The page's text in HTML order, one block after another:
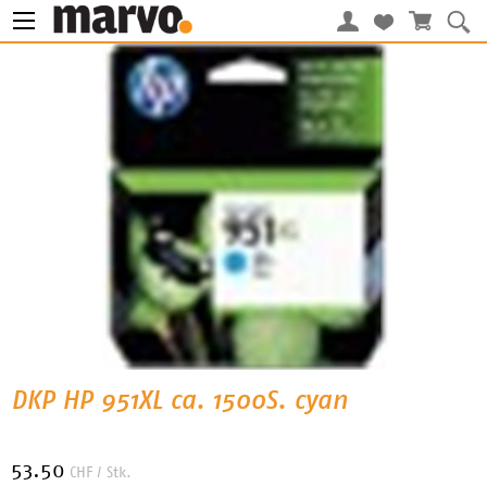
DKP HP 951XL ca. 1500S. cyan
53.50 CHF / Stk.